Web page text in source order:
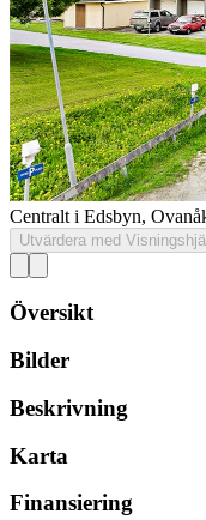
Centralt i Edsbyn,
Utvärdera med
Översikt
Bilder
Beskrivning
Karta
Finansiering